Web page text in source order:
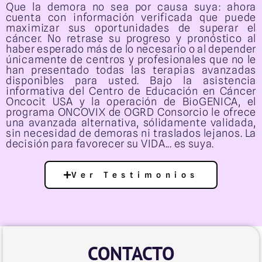
Que la demora no sea por causa suya: ahora
cuenta con información verificada que puede
maximizar sus oportunidades de superar el
cáncer. No retrase su progreso y pronóstico al
haber esperado más de lo necesario o al depender
únicamente de centros y profesionales que no le
han presentado todas las terapias avanzadas
disponibles para usted. Bajo la asistencia
informativa del Centro de Educación en Cáncer
Oncocit USA y la operación de BioGENICA, el
programa ONCOVIX de OGRD Consorcio le ofrece
una avanzada alternativa, sólidamente validada,
sin necesidad de demoras ni traslados lejanos. La
decisión para favorecer su VIDA... es suya.
Ver Testimonios
CONTACTO